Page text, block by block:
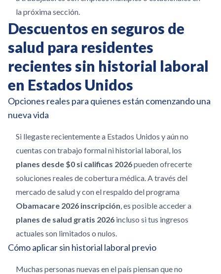
la próxima sección.
Descuentos en seguros de
salud para residentes
recientes sin historial laboral
en Estados Unidos
Opciones reales para quienes están comenzando una
nueva vida
Si llegaste recientemente a Estados Unidos y aún no
cuentas con trabajo formal ni historial laboral, los
planes desde $0 si calificas 2026pueden ofrecerte
soluciones reales de cobertura médica. A través del
mercado de salud y con el respaldo del programa
Obamacare 2026 inscripción, es posible acceder a
planes de salud gratis 2026 incluso si tus ingresos
actuales son limitados o nulos.
Cómo aplicar sin historial laboral previo
Muchas personas nuevas en el país piensan que no